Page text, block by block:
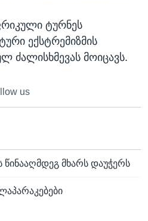
ტურნეს
ექსტრემიზმის
ძალისხმევას მოიცავს.
us
წინააღმდეგ მხარს დაუჭერს